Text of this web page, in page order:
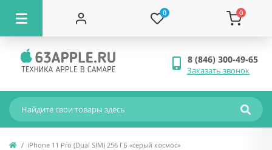
0 0
8 (846) 300-49-65
Заказать звонок
iPhone 11 Pro (Dual SIM) 256 ГБ «серый космос»